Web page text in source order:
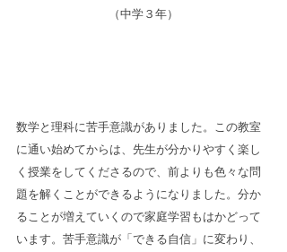
（中学３年）
数学と理科に苦手意識がありました。この教室
に通い始めてからは、先生が分かりやすく楽し
く授業をしてくださるので、前よりも色々な問
題を解くことができるようになりました。分か
ることが増えていくので家庭学習もはかどって
います。苦手意識が「できる自信」に変わり、